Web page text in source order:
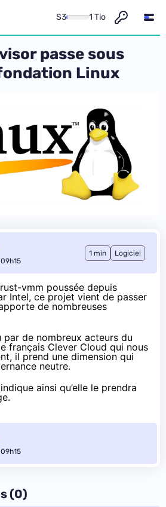
S3 1 Tio
passe sous
Linux
1 min Logiciel
rust-vmm poussée depuis
Intel, ce projet vient de passer
de nombreuses
de nombreux acteurs du
français Clever Cloud qui nous
, il prend une dimension qui
neutre.
indique ainsi qu’elle le prendra
(0)